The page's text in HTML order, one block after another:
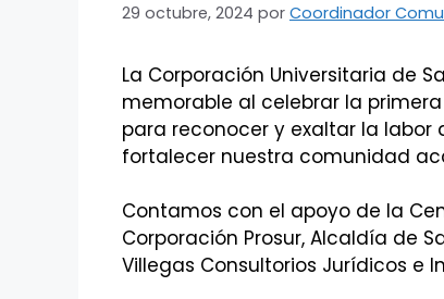
29 octubre, 2024 por Coordinador
La Corporación Universitaria de
memorable al celebrar la
para reconocer y exaltar la
fortalecer nuestra comunidad
Contamos con el apoyo de la
Corporación Prosur, Alcaldía de
Villegas Consultorios Jurídicos e